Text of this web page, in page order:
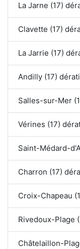
La Jarne (17)
Clavette (17)
La Jarrie (17)
Andilly (17)
Salles-sur-Mer
Vérines (17)
Saint-Médard-
Charron (17)
Croix-Chapeau
Rivedoux-Plage
Châtelaillon-